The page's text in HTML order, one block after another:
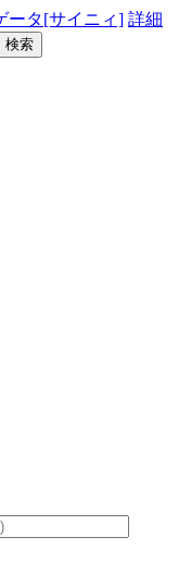
ータ[サイニィ] 詳細
検索